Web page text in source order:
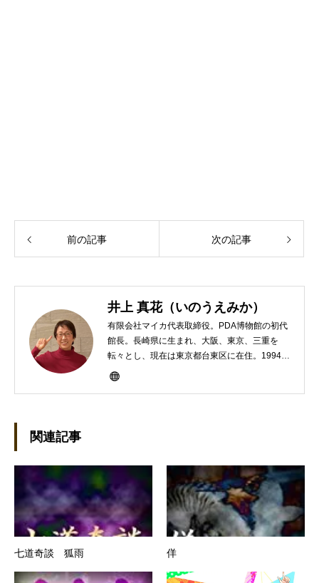
前の記事 次の記事
井上 真花（いのうえみか）
有限会社マイカ代表取締役。PDA博物館の初代
館長。長崎県に生まれ、大阪、東京、三重を
転々とし、現在は東京都台東区に在住。1994年
にHP100LXと出会ったのをきかっけに、フリ
制作。プライベートでは、井上円了哲学塾の第
一期修了生として「哲学カフェ＠神保町」の世
話人、2020年以降は「なごテツ」のオンライン
カフェの世話人を務める。趣味は考えること。
関連記事
七道奇談 狐雨 佯